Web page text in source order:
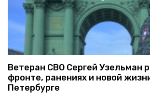
Ветеран СВО Сергей Узельман
фронте, ранениях и новой
Петербурге